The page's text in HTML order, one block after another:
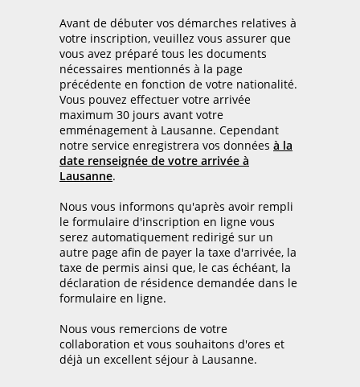
Avant de débuter vos démarches relatives à
votre inscription, veuillez vous assurer que
vous avez préparé tous les documents
nécessaires mentionnés à la page
précédente en fonction de votre nationalité.
Vous pouvez effectuer votre arrivée
maximum 30 jours avant votre
emménagement à Lausanne. Cependant
notre service enregistrera vos données à la
date renseignée de votre arrivée à
Lausanne.
Nous vous informons qu'après avoir rempli
le formulaire d'inscription en ligne vous
serez automatiquement redirigé sur un
autre page afin de payer la taxe d'arrivée, la
taxe de permis ainsi que, le cas échéant, la
déclaration de résidence demandée dans le
formulaire en ligne.
Nous vous remercions de votre
collaboration et vous souhaitons d'ores et
déjà un excellent séjour à Lausanne.